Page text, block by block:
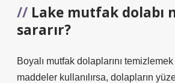
Lake mutfak dolabı
sararır?
Boyalı mutfak dolaplarını
maddeler kullanılırsa, dolapların